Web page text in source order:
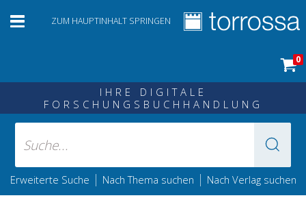
ZUM HAUPTINHALT SPRINGEN
0
IHRE DIGITALE
FORSCHUNGSBUCHHANDLUNG
Erweiterte Suche | Nach Thema suchen | Nach Verlag suchen